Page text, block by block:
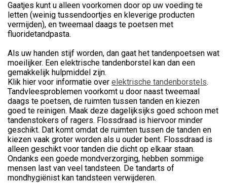
Gaatjes kunt u alleen voorkomen door op uw voeding te
letten (weinig tussendoortjes en kleverige producten
vermijden), en tweemaal daags te poetsen met
fluoridetandpasta.
Als uw handen stijf worden, dan gaat het tandenpoetsen wat
moeilijker. Een elektrische tandenborstel kan dan een
gemakkelijk hulpmiddel zijn.
Klik hier voor informatie over elektrische tandenborstels.
Tandvleesproblemen voorkomt u door naast tweemaal
daags te poetsen, de ruimten tussen tanden en kiezen
goed te reinigen. Maak deze dagelijksijks goed schoon met
tandenstokers of ragers. Flossdraad is hiervoor minder
geschikt. Dat komt omdat de ruimten tussen de tanden en
kiezen vaak groter worden als u ouder bent. Flossdraad is
alleen geschikt voor tanden die dicht op elkaar staan.
Ondanks een goede mondverzorging, hebben sommige
mensen last van veel tandsteen. De tandarts of
mondhygiënist kan tandsteen verwijderen.